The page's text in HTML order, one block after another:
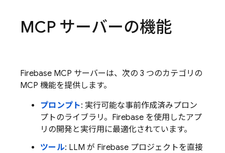
MCP サーバーの機能
Firebase MCP サーバーは、次の 3 つのカテゴリの
MCP 機能を提供します。
プロンプト: 実行可能な事前作成済みプロン
プトのライブラリ。Firebase を使用したアプ
リの開発と実行用に最適化されています。
ツール: LLM が Firebase プロジェクトを直接